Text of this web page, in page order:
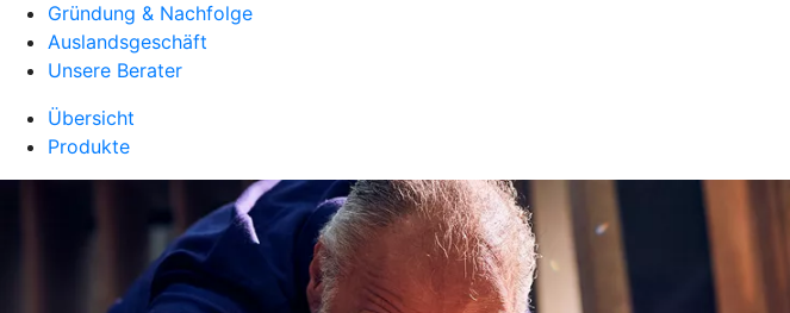
Gründung & Nachfolge
Auslandsgeschäft
Unsere Berater
Übersicht
Produkte